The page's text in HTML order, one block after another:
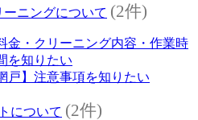
ニングについて (2件)
金・クリーニング内容・作業時
を知りたい
戸】注意事項を知りたい
について (2件)